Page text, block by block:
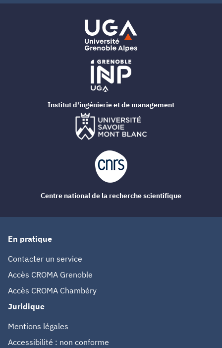
En pratique
Contacter un service
Accès CROMA Grenoble
Accès CROMA Chambéry
Juridique
Mentions légales
Accessibilité : non conforme
Institut d'ingénierie et de management
Centre national de la recherche scientifique